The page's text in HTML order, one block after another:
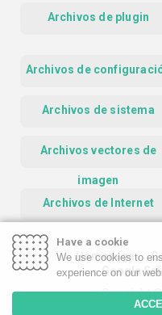
Archivos de plugin
Archivos de
Archivos de sistema
Archivos vectores de
imagen
Archivos de Internet
Homepage
Google
Copyright
Have a cookie
We use cookies to
experience on our